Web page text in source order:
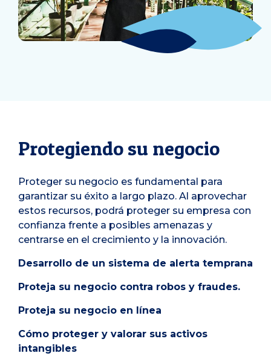
Protegiendo su negocio
Proteger su negocio es fundamental para
garantizar su éxito a largo plazo. Al aprovechar
estos recursos, podrá proteger su empresa con
confianza frente a posibles amenazas y
centrarse en el crecimiento y la innovación.
Desarrollo de un sistema de alerta temprana
Proteja su negocio contra robos y fraudes.
Proteja su negocio en línea
Cómo proteger y valorar sus activos
intangibles